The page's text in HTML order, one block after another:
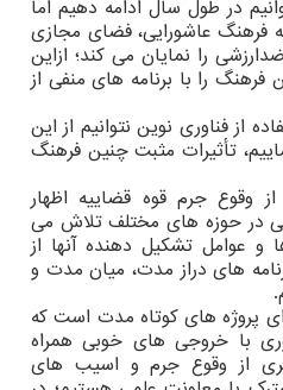
در طول سال ادامه دهیم اما
فرهنگ عاشورایی، فضای مجازی
را نمایان می کند؛ ازاین
را با برنامه های منفی از
از فناوری نوین نتوانیم از این
تأثیرات مثبت چنین فرهنگ
وقوع جرم قوه قضاییه اظهار
در حوزه های مختلف تلاش می
و عوامل تشکیل دهنده آنها از
های دراز مدت، میان مدت و
پروژه های کوتاه مدت است که
با خروجی های خوبی همراه
از وقوع جرم و اسیب های